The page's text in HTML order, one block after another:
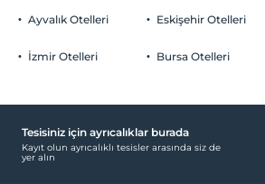
Ayvalık Otelleri
İzmir Otelleri
Eskişehir Otelleri
Bursa Otelleri
Tesisiniz için ayrıcalıklar burada
Kayıt olun ayrıcalıklı tesisler arasında siz de
yer alın